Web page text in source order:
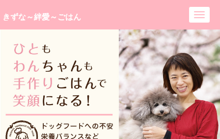
きずな～絆愛～ごはん